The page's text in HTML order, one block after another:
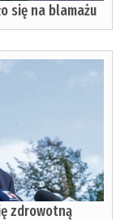
się na blamażu
zdrowotną